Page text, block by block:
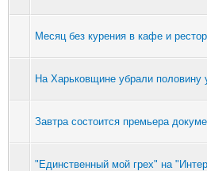
Месяц без курения в кафе и
На Харьковщине убрали половину
Завтра состоится премьера
"Единственный мой грех" на